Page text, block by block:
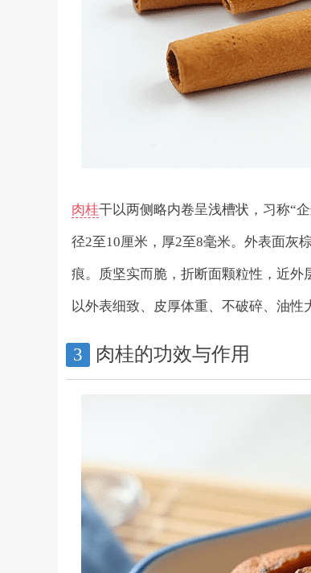
肉桂干以两侧略内卷呈浅槽状，习称“
径2至10厘米，厚2至8毫米。外表面灰
痕。质坚实而脆，折断面颗粒性，近
以外表细致、皮厚体重、不破碎、油性
3 肉桂的功效与作用